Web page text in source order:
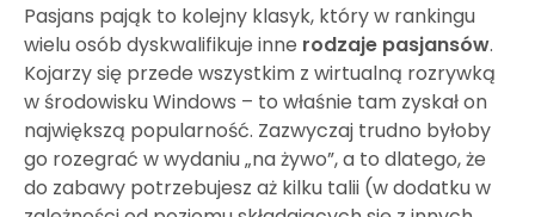
Pasjans pająk to kolejny klasyk, który w rankingu
wielu osób dyskwalifikuje inne rodzaje pasjansów.
Kojarzy się przede wszystkim z wirtualną rozrywką
w środowisku Windows – to właśnie tam zyskał on
największą popularność. Zazwyczaj trudno byłoby
go rozegrać w wydaniu „na żywo”, a to dlatego, że
do zabawy potrzebujesz aż kilku talii (w dodatku w